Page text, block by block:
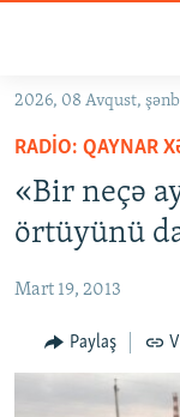
Əsas
qayıt
Əsas
qayıt
GÜNDƏM
KORRUPSIOMETR
#ƏSLINDƏ
FƏRQƏ BAX
QANUNI DOĞRU
ARAŞDIRMA
2026, 08 Avqust,
RADIO: QAYNAR
«Bir neçə
örtüyünü
Mart 19, 2013
Paylaş